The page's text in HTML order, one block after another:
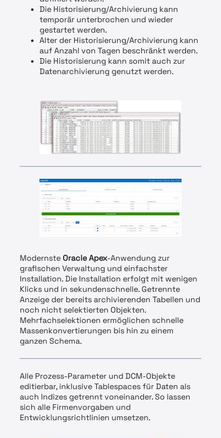
Die Historisierung/Archivierung kann
temporär unterbrochen und wieder
gestartet werden.
Alter der Historisierung/Archivierung kann
auf Anzahl von Tagen beschränkt werden.
Die Historisierung kann somit auch zur
Datenarchivierung genutzt werden.
Modernste Oracle Apex-Anwendung zur
grafischen Verwaltung und einfachster
Installation. Die Installation erfolgt mit wenigen
Klicks und in sekundenschnelle. Getrennte
Anzeige der bereits archivierenden Tabellen und
noch nicht selektierten Objekten.
Mehrfachselektionen ermöglichen schnelle
Massenkonvertierungen bis hin zu einem
ganzen Schema.
Alle Prozess-Parameter und DCM-Objekte
editierbar, inklusive Tablespaces für Daten als
auch Indizes getrennt voneinander. So lassen
sich alle Firmenvorgaben und
Entwicklungsrichtlinien umsetzen.